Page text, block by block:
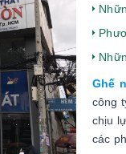
Ghế
công
chịu
các